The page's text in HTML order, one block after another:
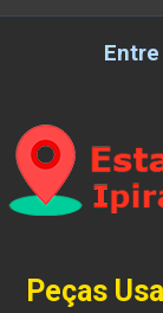
Peças